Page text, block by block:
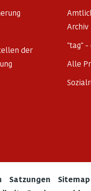
der
Archiv
"tag" -
Alle
Satzungen Sitemap